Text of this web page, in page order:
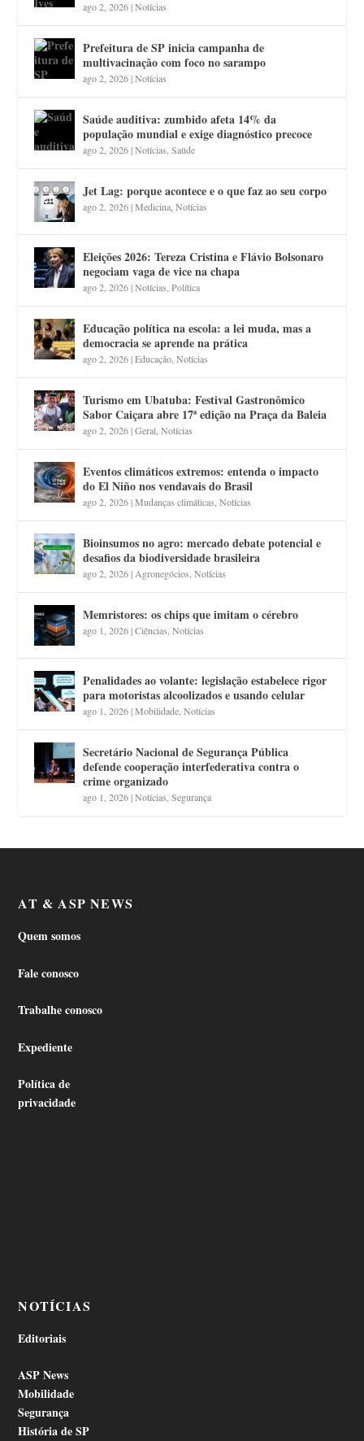
ago 2, 2026|Notícias
Prefeitura de SP inicia campanha de
multivacinação com foco no sarampo
ago 2, 2026|Notícias
Saúde auditiva: zumbido afeta 14% da
população mundial e exige diagnóstico precoce
ago 2, 2026|Notícias,Saúde
Jet Lag: porque acontece e o que faz ao seu corpo
ago 2, 2026|Medicina,Notícias
Eleições 2026: Tereza Cristina e Flávio Bolsonaro
negociam vaga de vice na chapa
ago 2, 2026|Notícias,Política
Educação política na escola: a lei muda, mas a
democracia se aprende na prática
ago 2, 2026|Educação,Notícias
Turismo em Ubatuba: Festival Gastronômico
Sabor Caiçara abre 17ª edição na Praça da Baleia
ago 2, 2026|Geral,Notícias
Eventos climáticos extremos: entenda o impacto
do El Niño nos vendavais do Brasil
ago 2, 2026|Mudanças climáticas,Notícias
Bioinsumos no agro: mercado debate potencial e
desafios da biodiversidade brasileira
ago 2, 2026|Agronegócios,Notícias
Memristores: os chips que imitam o cérebro
ago 1, 2026|Ciências,Notícias
Penalidades ao volante: legislação estabelece rigor
para motoristas alcoolizados e usando celular
ago 1, 2026|Mobilidade,Notícias
Secretário Nacional de Segurança Pública
defende cooperação interfederativa contra o
crime organizado
ago 1, 2026|Notícias,Segurança
AT & ASP NEWS
Quem somos
Fale conosco
Trabalhe conosco
Expediente
Política de
privacidade
NOTÍCIAS
Editoriais
ASP News
Mobilidade
Segurança
História de SP